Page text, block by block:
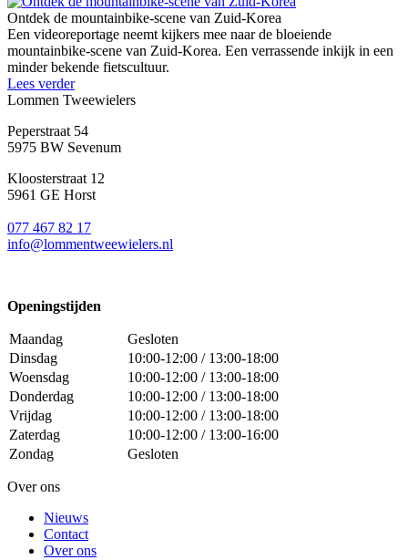
Ontdek de mountainbike-scene van Zuid-Korea
Een videoreportage neemt kijkers mee naar de bloeiende
mountainbike-scene van Zuid-Korea. Een verrassende inkijk in een
minder bekende fietscultuur.
Lees verder
Lommen Tweewielers
Peperstraat 54
5975 BW Sevenum
Kloosterstraat 12
5961 GE Horst
077 467 82 17
info@lommentweewielers.nl
Openingstijden
Maandag
Gesloten
Dinsdag
10:00-12:00 / 13:00-18:00
Woensdag
10:00-12:00 / 13:00-18:00
Donderdag
10:00-12:00 / 13:00-18:00
Vrijdag
10:00-12:00 / 13:00-18:00
Zaterdag
10:00-12:00 / 13:00-16:00
Zondag
Gesloten
Over ons
Nieuws
Contact
Over ons